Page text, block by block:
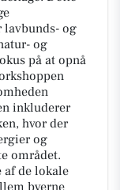
og
og
på at opnå
inkluderer
hvor der
og
området.
af de lokale
byerne